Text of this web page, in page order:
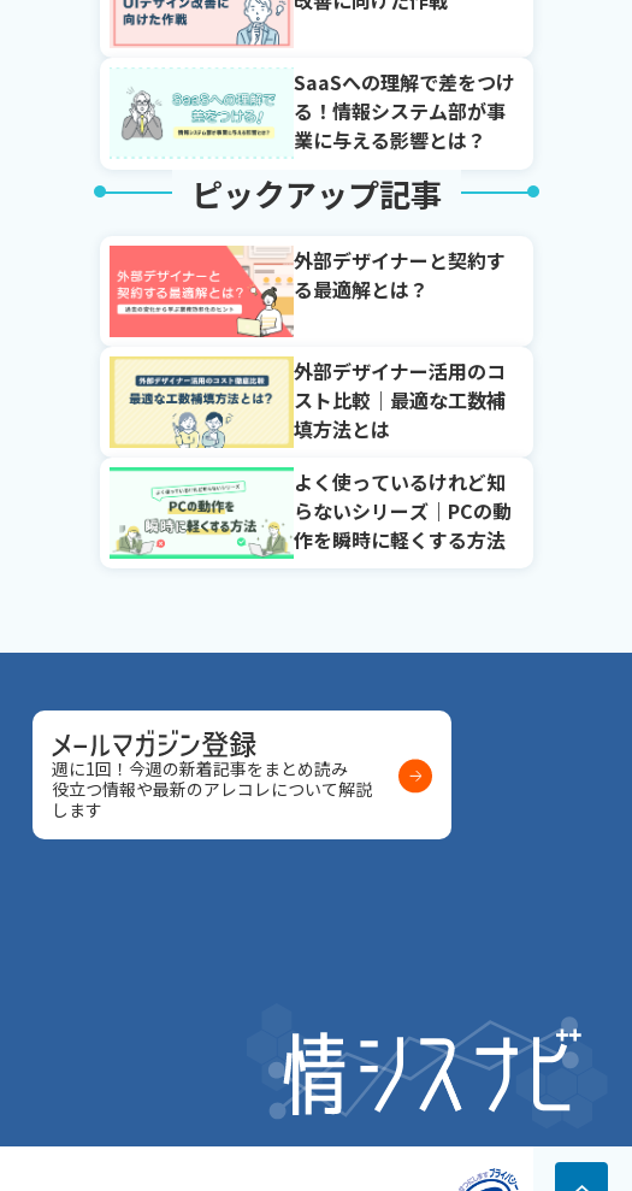
SaaSへの理解で差をつけ
る！情報システム部が事
業に与える影響とは？
ピックアップ記事
外部デザイナーと契約す
る最適解とは？
外部デザイナー活用のコ
スト比較｜最適な工数補
填方法とは
よく使っているけれど知
らないシリーズ｜PCの動
作を瞬時に軽くする方法
週に1回！今週の新着記事をまとめ読み
役立つ情報や最新のアレコレについて解説
します